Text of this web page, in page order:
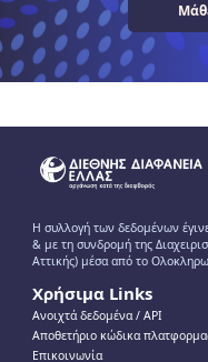
Η συλλογή των δεδομένων
& με τη συνδρομή της
Αττικής) μέσα από το
Χρήσιμα Links
Ανοιχτά δεδομένα / ΑPI
Αποθετήριο κώδικα
Επικοινωνία